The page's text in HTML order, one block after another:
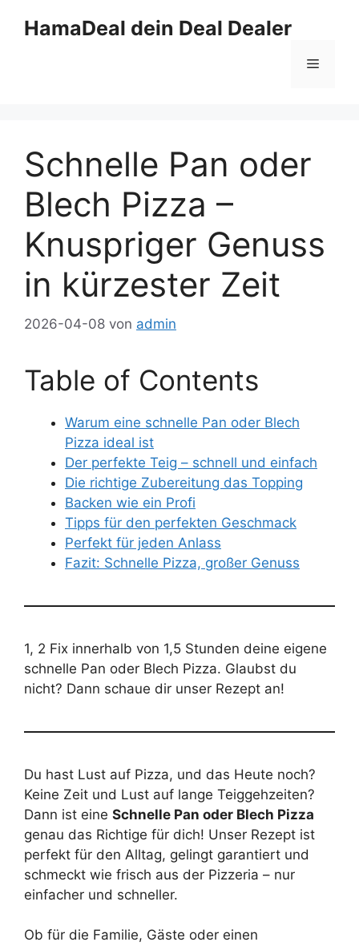
InhaltHamaDeal dein Deal Dealer
Menü
Schnelle Pan oder
Blech Pizza –
Knuspriger Genuss
in kürzester Zeit
2026-04-08 von admin
Table of Contents
Warum eine schnelle Pan oder Blech
Pizza ideal ist
Der perfekte Teig – schnell und einfach
Die richtige Zubereitung das Topping
Backen wie ein Profi
Tipps für den perfekten Geschmack
Perfekt für jeden Anlass
Fazit: Schnelle Pizza, großer Genuss
1, 2 Fix innerhalb von 1,5 Stunden deine eigene
schnelle Pan oder Blech Pizza. Glaubst du
nicht? Dann schaue dir unser Rezept an!
Du hast Lust auf Pizza, und das Heute noch?
Keine Zeit und Lust auf lange Teiggehzeiten?
Dann ist eine Schnelle Pan oder Blech Pizza
genau das Richtige für dich! Unser Rezept ist
perfekt für den Alltag, gelingt garantiert und
schmeckt wie frisch aus der Pizzeria – nur
einfacher und schneller.
Ob für die Familie, Gäste oder einen